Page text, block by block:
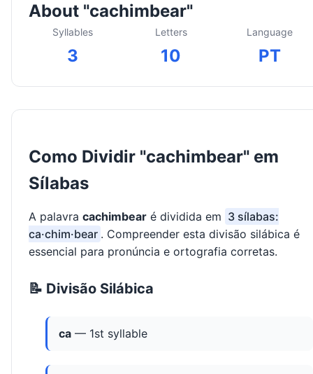
About "cachimbear"
Syllables
3
Letters
10
Language
PT
Como Dividir "cachimbear" em
Sílabas
A palavra cachimbear é dividida em 3 sílabas:
ca·chim·bear . Compreender esta divisão silábica é
essencial para pronúncia e ortografia corretas.
📝 Divisão Silábica
ca — 1st syllable